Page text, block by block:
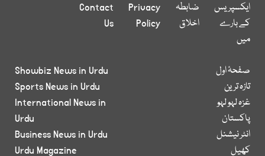
ایکسپریس
کے بارے
میں
ضابطہ
اخلاق
Privacy
Policy
Contact
Us
صفحۂ اول
تازہ ترین
غزہ لہو لہو
پاکستان
انٹر نیشنل
کھیل
Showbiz News in Urdu
Sports News in Urdu
International News in
Urdu
Business News in Urdu
Urdu Magazine